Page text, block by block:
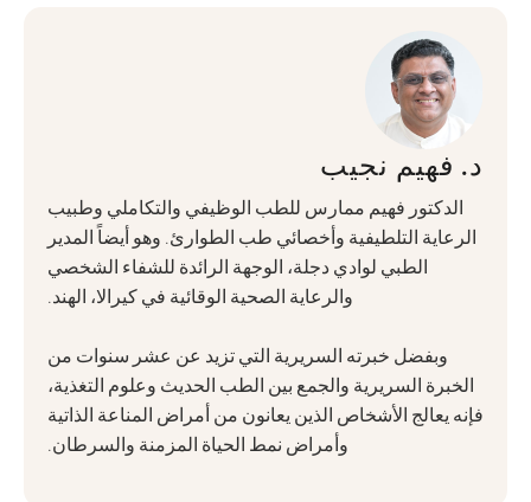
د. فهيم نجيب
الدكتور فهيم ممارس للطب الوظيفي والتكاملي وطبيب
الرعاية التلطيفية وأخصائي طب الطوارئ. وهو أيضاً المدير
الطبي لوادي دجلة، الوجهة الرائدة للشفاء الشخصي
والرعاية الصحية الوقائية في كيرالا، الهند.
وبفضل خبرته السريرية التي تزيد عن عشر سنوات من
الخبرة السريرية والجمع بين الطب الحديث وعلوم التغذية،
فإنه يعالج الأشخاص الذين يعانون من أمراض المناعة الذاتية
وأمراض نمط الحياة المزمنة والسرطان.